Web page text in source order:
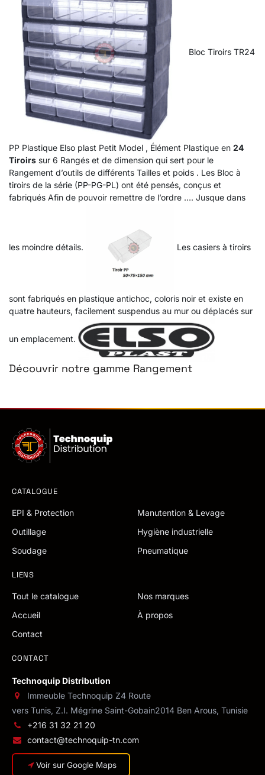
Bloc Tiroirs TR24
PP Plastique Elso plast Petit Model , Élément Plastique en 24
Tiroirs sur 6 Rangés et de dimension qui sert pour le
Rangement d’outils de différents Tailles et poids . Les Bloc à
tiroirs de la série (PP-PG-PL) ont été pensés, conçus et
fabriqués Afin de pouvoir remettre de l’ordre …. Jusque dans
les moindre détails. Les casiers à tiroirs
sont fabriqués en plastique antichoc, coloris noir et existe en
quatre hauteurs, facilement suspendus au mur ou déplacés sur
un emplacement.
Découvrir notre gamme Rangement
CATALOGUE
EPI & Protection
Manutention & Levage
Outillage
Hygiène industrielle
Soudage
Pneumatique
LIENS
Tout le catalogue
Nos marques
Accueil
À propos
Contact
CONTACT
Technoquip Distribution
Immeuble Technoquip Z4 Route
vers Tunis, Z.I. Mégrine Saint-Gobain2014 Ben Arous, Tunisie
+216 31 32 21 20
contact@technoquip-tn.com
Voir sur Google Maps